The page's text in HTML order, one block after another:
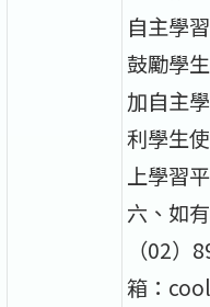
自主學
鼓勵學
加自主
利學生
上學習
六、如
（02）
箱：